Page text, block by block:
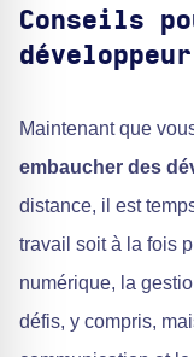
Conseils
Maintenant que
embaucher des
distance, il est
travail soit à la fois
numérique, la
défis, y compris,